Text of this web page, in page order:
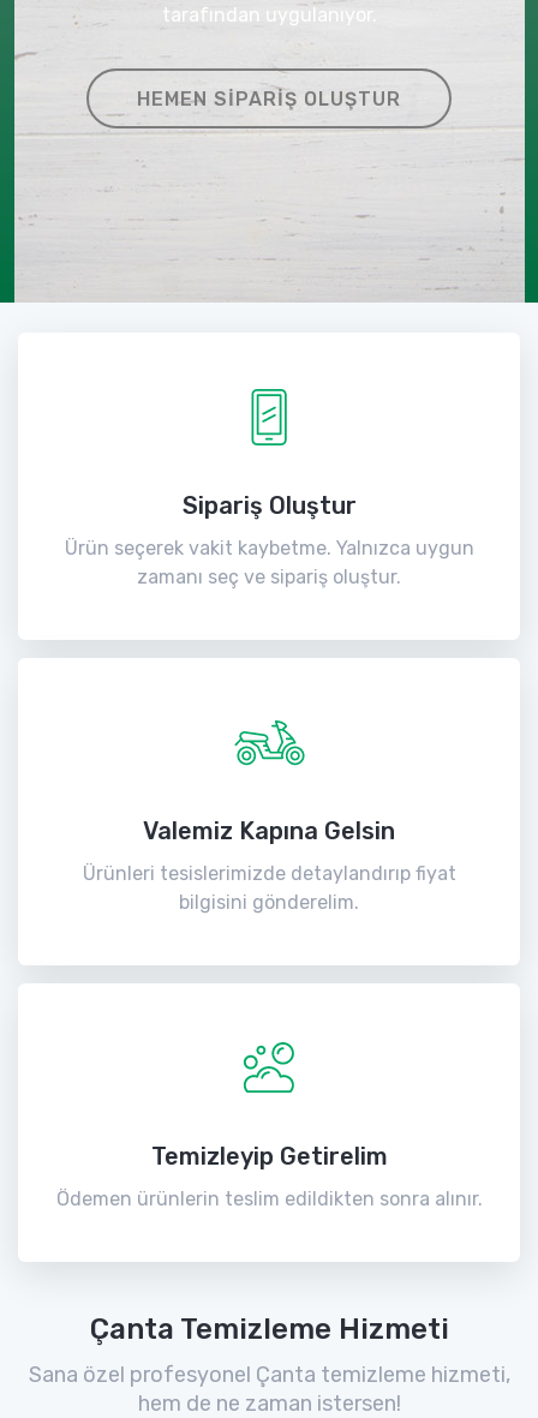
tarafından uygulanıyor.
HEMEN SIPARIŞ OLUŞTUR
Sipariş Oluştur
Ürün seçerek vakit kaybetme. Yalnızca uygun
zamanı seç ve sipariş oluştur.
Valemiz Kapına Gelsin
Ürünleri tesislerimizde detaylandırıp fiyat
bilgisini gönderelim.
Temizleyip Getirelim
Ödemen ürünlerin teslim edildikten sonra alınır.
Çanta Temizleme Hizmeti
Sana özel profesyonel Çanta temizleme hizmeti,
hem de ne zaman istersen!